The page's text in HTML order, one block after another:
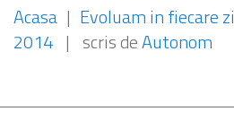
Acasa | Evoluam in fiecare zi
2014 | scris deAutonom